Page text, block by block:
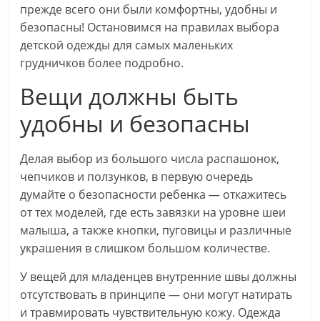
прежде всего они были комфортны, удобны и
безопасны! Остановимся на правилах выбора
детской одежды для самых маленьких
грудничков более подробно.
Вещи должны быть
удобны и безопасны
Делая выбор из большого числа распашонок,
чепчиков и ползунков, в первую очередь
думайте о безопасности ребенка — откажитесь
от тех моделей, где есть завязки на уровне шеи
малыша, а также кнопки, пуговицы и различные
украшения в слишком большом количестве.
У вещей для младенцев внутренние швы должны
отсутствовать в принципе — они могут натирать
и травмировать чувствительную кожу. Одежда